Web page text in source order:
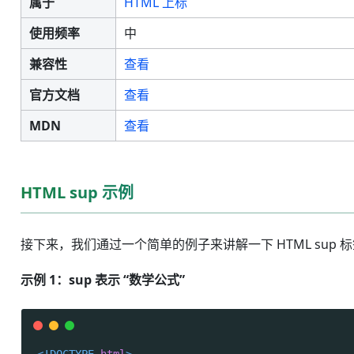
使用频率
中
兼容性
查看
官方文档
查看
MDN
查看
HTML sup 示例
接下来，我们通过一个简单的例子来讲解一下 HTML sup 标
示例 1：sup 表示 “数学公式”